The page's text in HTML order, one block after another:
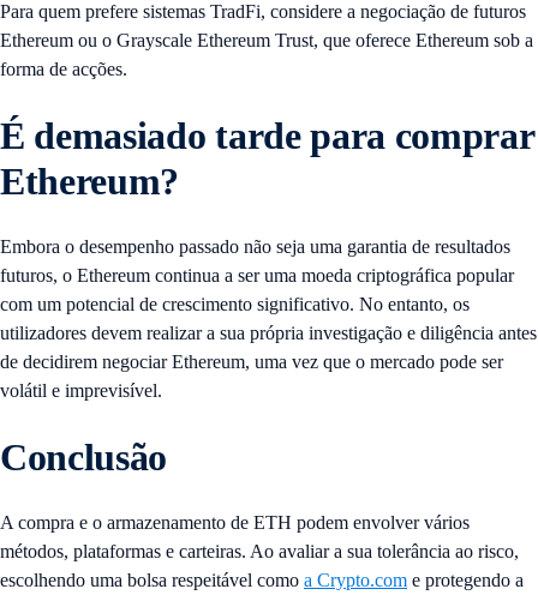
Para quem prefere sistemas TradFi, considere a negociação de futuros
Ethereum ou o Grayscale Ethereum Trust, que oferece Ethereum sob a
forma de acções.
É demasiado tarde para comprar
Ethereum?
Embora o desempenho passado não seja uma garantia de resultados
futuros, o Ethereum continua a ser uma moeda criptográfica popular
com um potencial de crescimento significativo. No entanto, os
utilizadores devem realizar a sua própria investigação e diligência antes
de decidirem negociar Ethereum, uma vez que o mercado pode ser
volátil e imprevisível.
Conclusão
A compra e o armazenamento de ETH podem envolver vários
métodos, plataformas e carteiras. Ao avaliar a sua tolerância ao risco,
escolhendo uma bolsa respeitável como a Crypto.com e protegendo a